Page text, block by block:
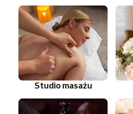
Studio masażu